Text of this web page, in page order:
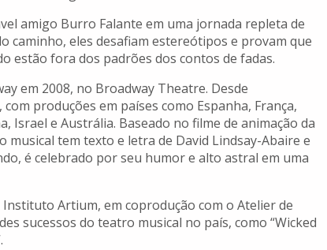
amigo Burro Falante em uma jornada repleta de
caminho, eles desafiam estereótipos e provam que
estão fora dos padrões dos contos de fadas.
em 2008, no Broadway Theatre. Desde
produções em países como Espanha, França,
Israel e Austrália. Baseado no filme de animação da
tem texto e letra de David Lindsay-Abaire e
é celebrado por seu humor e alto astral em uma
Artium, em coprodução com o Atelier de
sucessos do teatro musical no país, como “Wicked